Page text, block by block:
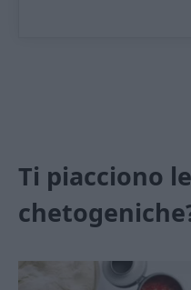
Ti piacciono